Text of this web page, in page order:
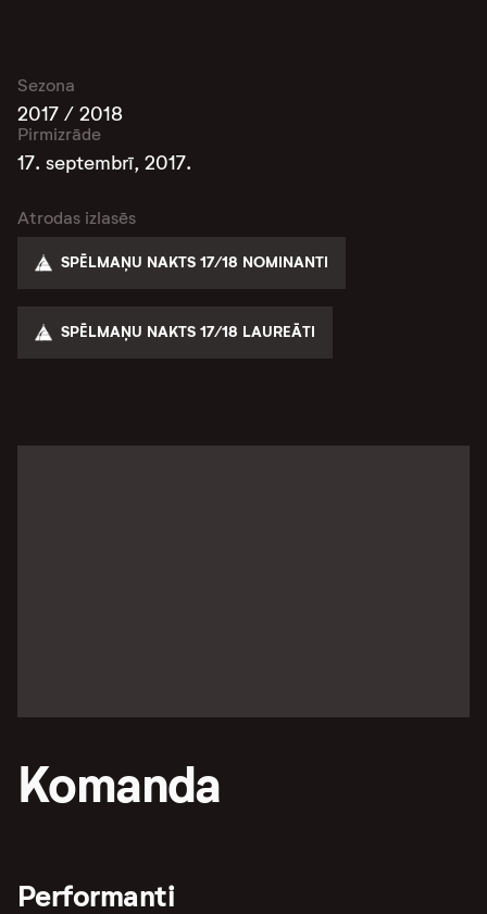
Sezona
2017 / 2018
Pirmizrāde
17. septembrī, 2017.
Atrodas izlasēs
SPĒLMAŅU NAKTS 17/18 NOMINANTI
SPĒLMAŅU NAKTS 17/18 LAUREĀTI
Komanda
Performanti